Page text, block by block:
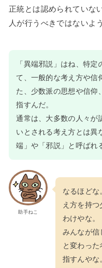
正統とは認められていな
人が行うべきではないよ
「異端邪説」はね、特定
て、一般的な考え方や信
た、少数派の思想や信仰
指すんだ。
通常は、大多数の人々が
いとされる考え方とは異
端」や「邪説」と呼ばれ
助手ねこ
なるほど
え方を持
わけやな。
みんなが信
と変わっ
指すんやな